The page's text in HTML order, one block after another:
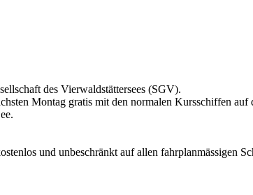
des Vierwaldstättersees (SGV).
Montag gratis mit den normalen Kursschiffen auf
und unbeschränkt auf allen fahrplanmässigen